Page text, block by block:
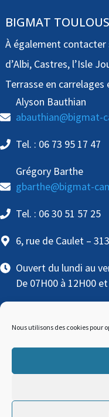
Nous utilisons des cookies pour
BIGMAT
À également contacter
d’Albi, Castres, l’Isle
Terrasse en
Alyson Bauthian
abauthian@bigmat-
Tel. : 06 73 95 17 47
Grégory Barthe
gbarthe@bigmat-
Tel. : 06 30 51 57 25
6, rue de Caulet –
Ouvert du lundi au
De 07H00 à 12H00
BigMat ©
communication/